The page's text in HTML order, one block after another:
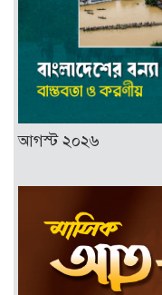
আগস্ট ২০২৬